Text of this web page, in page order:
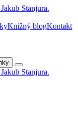
Knižný blogKontakt